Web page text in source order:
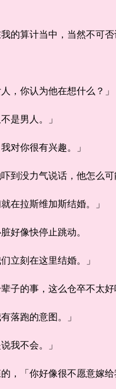
算计当中，当然不可否
你认为他在想什么？」
男人。」
你很有兴趣。」
没力气说话，他怎么可
拉斯维加斯结婚。」
像快停止跳动。
刻在这里结婚。」
事，这么仓卒不太好吧
跑的意图。」
不会。」
「你好像很不愿意嫁给